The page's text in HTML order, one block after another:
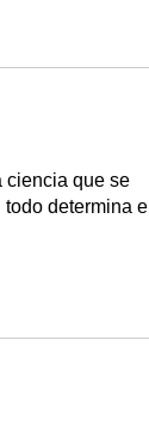
ciencia que se
determina el